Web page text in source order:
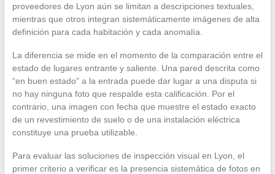
proveedores de Lyon aún se limitan a descripciones textuales,
mientras que otros integran sistemáticamente imágenes de alta
definición para cada habitación y cada anomalía.
La diferencia se mide en el momento de la comparación entre el
estado de lugares entrante y saliente. Una pared descrita como
“en buen estado” a la entrada puede dar lugar a una disputa si
no hay ninguna foto que respalde esta calificación. Por el
contrario, una imagen con fecha que muestre el estado exacto
de un revestimiento de suelo o de una instalación eléctrica
constituye una prueba utilizable.
Para evaluar las soluciones de inspección visual en Lyon, el
primer criterio a verificar es la presencia sistemática de fotos en